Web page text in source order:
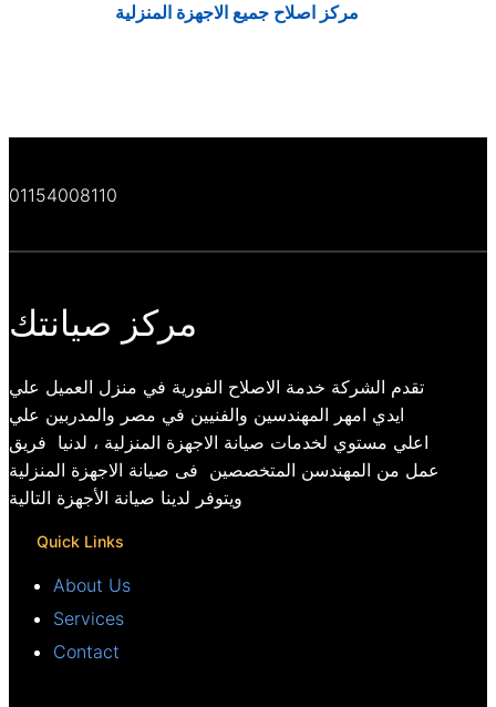
مركز اصلاح جميع الاجهزة المنزلية
01154008110
مركز صيانتك
تقدم الشركة خدمة الاصلاح الفورية في منزل العميل علي
ايدي امهر المهندسين والفنيين في مصر والمدربين علي
اعلي مستوي لخدمات صيانة الاجهزة المنزلية ، لدنيا فريق
عمل من المهندسن المتخصصين فى صيانة الاجهزة المنزلية
ويتوفر لدينا صيانة الأجهزة التالية
Quick Links
About Us
Services
Contact